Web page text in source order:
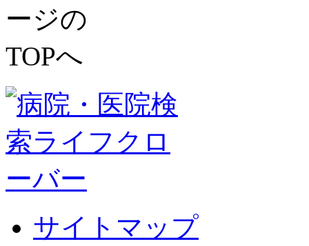
サイトマップ